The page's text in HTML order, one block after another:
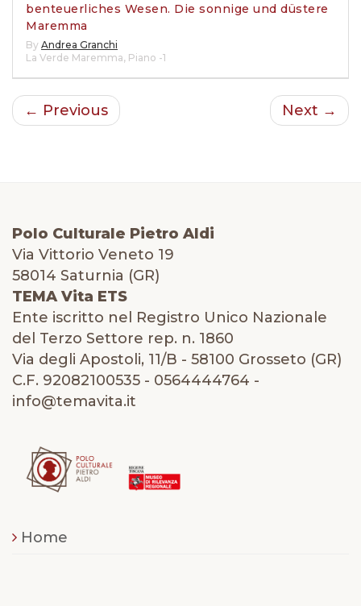
benteuerliches Wesen. Die sonnige und düstere
Maremma
By Andrea Granchi
La Verde Maremma, Piano -1
← Previous Next →
Polo Culturale Pietro Aldi
Via Vittorio Veneto 19
58014 Saturnia (GR)
TEMA Vita ETS
Ente iscritto nel Registro Unico Nazionale
del Terzo Settore rep. n. 1860
Via degli Apostoli, 11/B - 58100 Grosseto (GR)
C.F. 92082100535 - 0564444764 -
info@temavita.it
Home